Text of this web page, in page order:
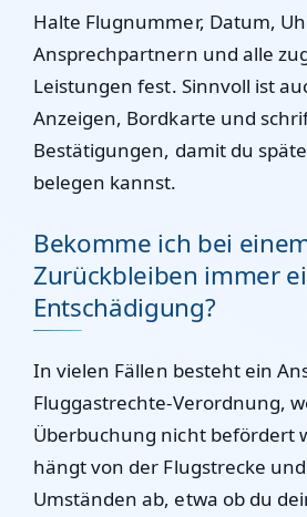
Halte Flugnummer, Datum,
Ansprechpartnern und alle
Leistungen fest. Sinnvoll ist
Anzeigen, Bordkarte und
Bestätigungen, damit du
belegen kannst.
Bekomme ich bei
Zurückbleiben immer
Entschädigung?
In vielen Fällen besteht ein
Fluggastrechte-Verordnung,
Überbuchung nicht befördert
hängt von der Flugstrecke
Umständen ab, etwa ob du